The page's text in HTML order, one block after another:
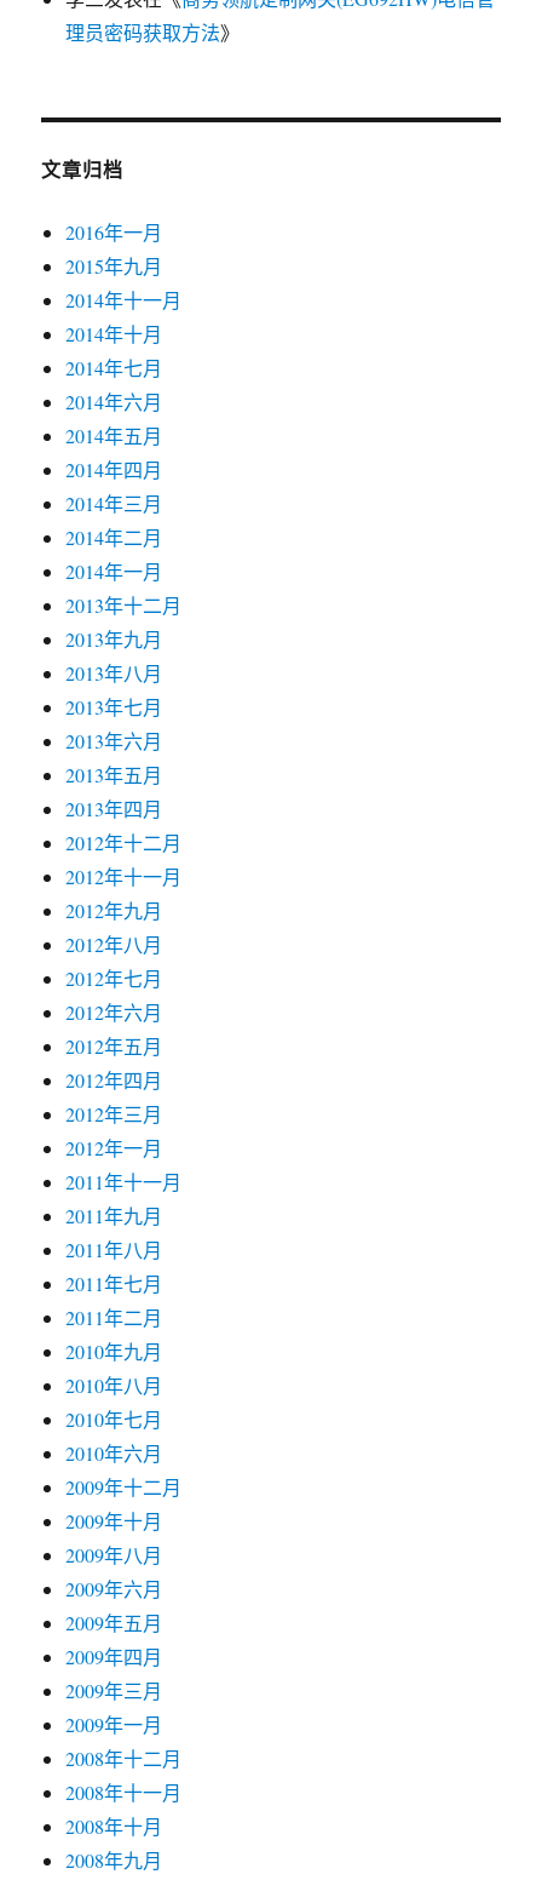
理员密码获取方法》
文章归档
2016年一月
2015年九月
2014年十一月
2014年十月
2014年七月
2014年六月
2014年五月
2014年四月
2014年三月
2014年二月
2014年一月
2013年十二月
2013年九月
2013年八月
2013年七月
2013年六月
2013年五月
2013年四月
2012年十二月
2012年十一月
2012年九月
2012年八月
2012年七月
2012年六月
2012年五月
2012年四月
2012年三月
2012年一月
2011年十一月
2011年九月
2011年八月
2011年七月
2011年二月
2010年九月
2010年八月
2010年七月
2010年六月
2009年十二月
2009年十月
2009年八月
2009年六月
2009年五月
2009年四月
2009年三月
2009年一月
2008年十二月
2008年十一月
2008年十月
2008年九月